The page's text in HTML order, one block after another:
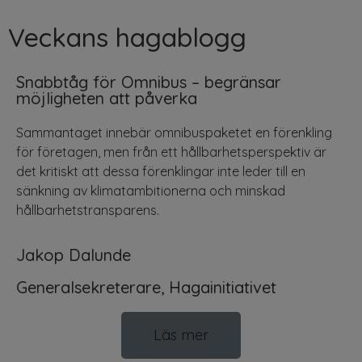
Veckans hagablogg
Snabbtåg för Omnibus – begränsar
möjligheten att påverka
Sammantaget innebär omnibuspaketet en förenkling
för företagen, men från ett hållbarhetsperspektiv är
det kritiskt att dessa förenklingar inte leder till en
sänkning av klimatambitionerna och minskad
hållbarhetstransparens.
Jakop Dalunde
Generalsekreterare, Hagainitiativet
Läs mer